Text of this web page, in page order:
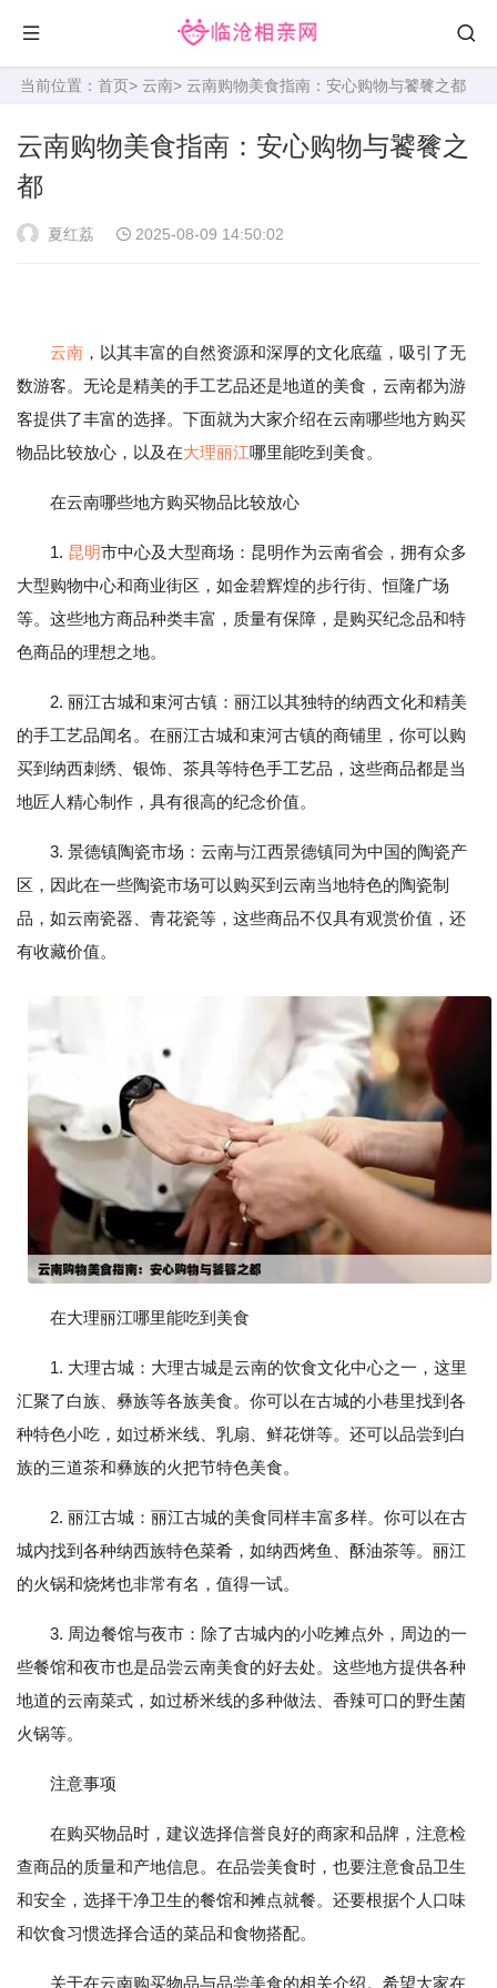
当前位置： 首页> 云南> 云南购物美食指南：安心购物与饕餮之都
云南购物美食指南：安心购物与饕餮之
都
夏红荔 2025-08-09 14:50:02
云南 ，以其丰富的自然资源和深厚的文化底蕴，吸引了无
数游客。无论是精美的手工艺品还是地道的美食，云南都为游
客提供了丰富的选择。下面就为大家介绍在云南哪些地方购买
物品比较放心，以及在大理丽江哪里能吃到美食。
在云南哪些地方购买物品比较放心
1. 昆明市中心及大型商场：昆明作为云南省会，拥有众多
大型购物中心和商业街区，如金碧辉煌的步行街、恒隆广场
等。这些地方商品种类丰富，质量有保障，是购买纪念品和特
色商品的理想之地。
2. 丽江古城和束河古镇：丽江以其独特的纳西文化和精美
的手工艺品闻名。在丽江古城和束河古镇的商铺里，你可以购
买到纳西刺绣、银饰、茶具等特色手工艺品，这些商品都是当
地匠人精心制作，具有很高的纪念价值。
3. 景德镇陶瓷市场：云南与江西景德镇同为中国的陶瓷产
区，因此在一些陶瓷市场可以购买到云南当地特色的陶瓷制
品，如云南瓷器、青花瓷等，这些商品不仅具有观赏价值，还
有收藏价值。
在大理丽江哪里能吃到美食
1. 大理古城：大理古城是云南的饮食文化中心之一，这里
汇聚了白族、彝族等各族美食。你可以在古城的小巷里找到各
种特色小吃，如过桥米线、乳扇、鲜花饼等。还可以品尝到白
族的三道茶和彝族的火把节特色美食。
2. 丽江古城：丽江古城的美食同样丰富多样。你可以在古
城内找到各种纳西族特色菜肴，如纳西烤鱼、酥油茶等。丽江
的火锅和烧烤也非常有名，值得一试。
3. 周边餐馆与夜市：除了古城内的小吃摊点外，周边的一
些餐馆和夜市也是品尝云南美食的好去处。这些地方提供各种
地道的云南菜式，如过桥米线的多种做法、香辣可口的野生菌
火锅等。
注意事项
在购买物品时，建议选择信誉良好的商家和品牌，注意检
查商品的质量和产地信息。在品尝美食时，也要注意食品卫生
和安全，选择干净卫生的餐馆和摊点就餐。还要根据个人口味
和饮食习惯选择合适的菜品和食物搭配。
关于在云南购买物品与品尝美食的相关介绍。希望大家在